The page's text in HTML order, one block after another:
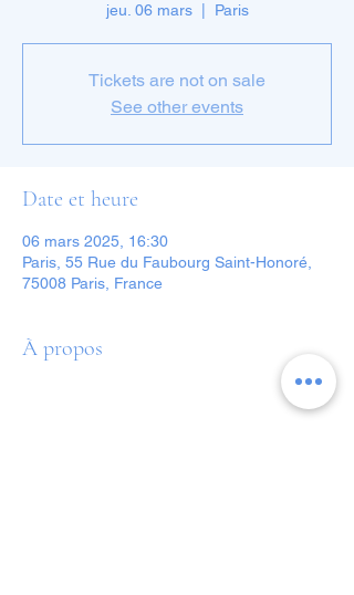
jeu. 06 mars
  |
Paris
Tickets are not on sale
See other events
Date et heure
06 mars 2025, 16:30
Paris, 55 Rue du Faubourg Saint-Honoré,
75008 Paris, France
À propos